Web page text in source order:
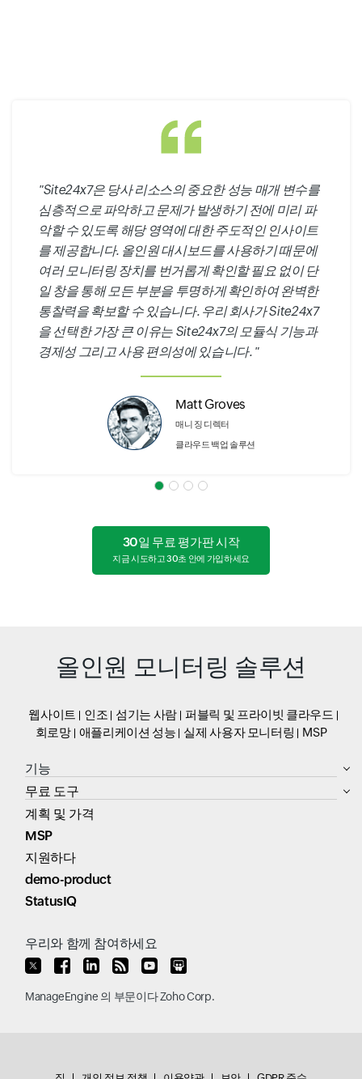
"Site24x7은 당사 리소스의 중요한 성능 매개 변수를
심층적으로 파악하고 문제가 발생하기 전에 미리 파
악할 수 있도록 해당 영역에 대한 주도적인 인사이트
를 제공합니다. 올인원 대시보드를 사용하기 때문에
여러 모니터링 장치를 번거롭게 확인할 필요 없이 단
일 창을 통해 모든 부분을 투명하게 확인하여 완벽한
통찰력을 확보할 수 있습니다. 우리 회사가 Site24x7
을 선택한 가장 큰 이유는 Site24x7의 모듈식 기능과
경제성 그리고 사용 편의성에 있습니다. "
Matt Groves
매니 징 디렉터
클라우드 백업 솔루션
30일 무료 평가판 시작
지금 시도하고 30초 안에 가입하세요
올인원 모니터링 솔루션
웹사이트 인조 섬기는 사람
퍼블릭 및 프라이빗 클라우드
회로망
애플리케이션 성능 실제 사용자 모니터링 MSP
기능
무료 도구
계획 및 가격
MSP
지원하다
demo-product
StatusIQ
우리와 함께 참여하세요
ManageEngine 의 부문이다Zoho Corp.